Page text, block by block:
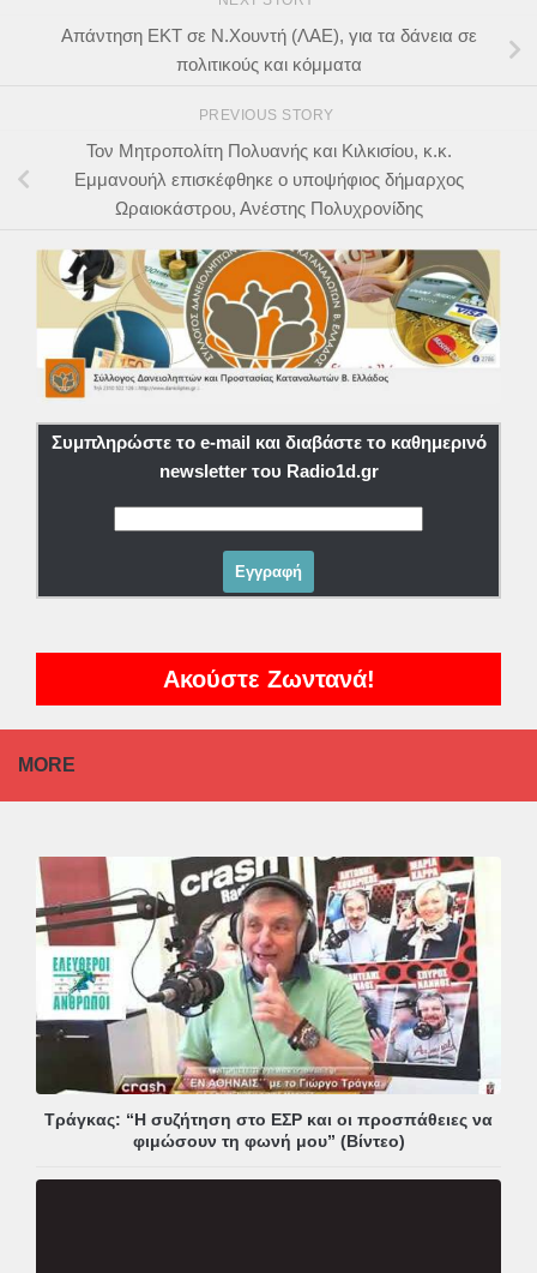
Απάντηση ΕΚΤ σε Ν.Χουντή (ΛΑΕ), για τα δάνεια σε
πολιτικούς και κόμματα
PREVIOUS STORY
Τον Μητροπολίτη Πολυανής και Κιλκισίου, κ.κ.
Εμμανουήλ επισκέφθηκε ο υποψήφιος δήμαρχος
Ωραιοκάστρου, Ανέστης Πολυχρονίδης
Συμπληρώστε το e-mail και διαβάστε το καθημερινό
newsletter του Radio1d.gr
Ακούστε Ζωντανά!
MORE
Τράγκας: “Η συζήτηση στο ΕΣΡ και οι προσπάθειες να
φιμώσουν τη φωνή μου” (Βίντεο)